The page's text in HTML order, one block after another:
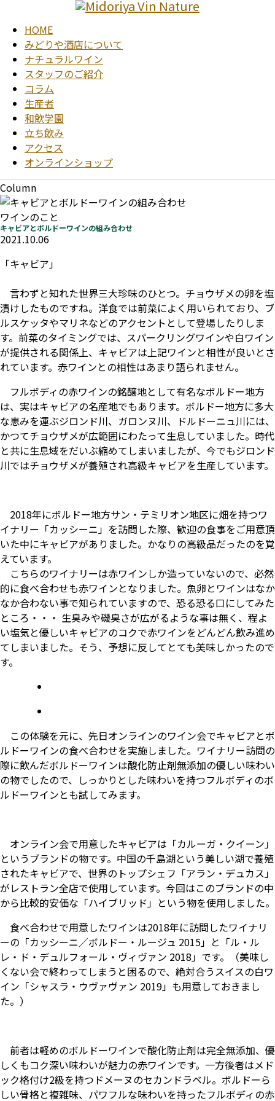
HOME
みどりや酒店について
ナチュラルワイン
スタッフのご紹介
コラム
生産者
和飲学園
立ち飲み
アクセス
オンラインショップ
Column
ワインのこと
キャビアとボルドーワインの組み合わせ
2021.10.06
「キャビア」
言わずと知れた世界三大珍味のひとつ。チョウザメの卵を塩
漬けしたものですね。洋食では前菜によく用いられており、ブ
ルスケッタやマリネなどのアクセントとして登場したりしま
す。前菜のタイミングでは、スパークリングワインや白ワイン
が提供される関係上、キャビアは上記ワインと相性が良いとさ
れています。赤ワインとの相性はあまり語られません。
フルボディの赤ワインの銘醸地として有名なボルドー地方
は、実はキャビアの名産地でもあります。ボルドー地方に多大
な恵みを運ぶジロンド川、ガロンヌ川、ドルドーニュ川には、
かつてチョウザメが広範囲にわたって生息していました。時代
と共に生息域をだいぶ縮めてしまいましたが、今でもジロンド
川ではチョウザメが養殖され高級キャビアを生産しています。
2018年にボルドー地方サン・テミリオン地区に畑を持つワ
イナリー「カッシーニ」を訪問した際、歓迎の食事をご用意頂
いた中にキャビアがありました。かなりの高級品だったのを覚
えています。
こちらのワイナリーは赤ワインしか造っていないので、必然
的に食べ合わせも赤ワインとなりました。魚卵とワインはなか
なか合わない事で知られていますので、恐る恐る口にしてみた
ところ・・・ 生臭みや磯臭さが広がるような事は無く、程よ
い塩気と優しいキャビアのコクで赤ワインをどんどん飲み進め
てしまいました。そう、予想に反してとても美味しかったので
す。
この体験を元に、先日オンラインのワイン会でキャビアとボ
ルドーワインの食べ合わせを実施しました。ワイナリー訪問の
際に飲んだボルドーワインは酸化防止剤無添加の優しい味わい
の物でしたので、しっかりとした味わいを持つフルボディのボ
ルドーワインとも試してみます。
オンライン会で用意したキャビアは「カルーガ・クイーン」
というブランドの物です。中国の千島湖という美しい湖で養殖
されたキャビアで、世界のトップシェフ「アラン・デュカス」
がレストラン全店で使用しています。今回はこのブランドの中
から比較的安価な「ハイブリッド」という物を使用しました。
食べ合わせで用意したワインは2018年に訪問したワイナリ
ーの「カッシーニ／ボルドー・ルージュ 2015」と「ル・ル
レ・ド・デュルフォール・ヴィヴァン 2018」です。（美味し
くない会で終わってしまうと困るので、絶対合うスイスの白ワ
イン「シャスラ・ウヴァヴァン 2019」も用意しておきまし
た。）
前者は軽めのボルドーワインで酸化防止剤は完全無添加、優
しくもコク深い味わいが魅力の赤ワインです。一方後者はメド
ック格付け2級を持つドメーヌのセカンドラベル。ボルドーら
しい骨格と複雑味、パワフルな味わいを持ったフルボディの赤